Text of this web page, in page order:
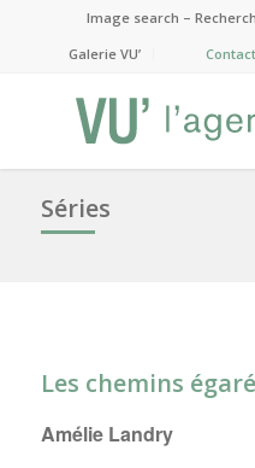
Image search –
Galerie VU’
Séries
Les chemins
Amélie Landry